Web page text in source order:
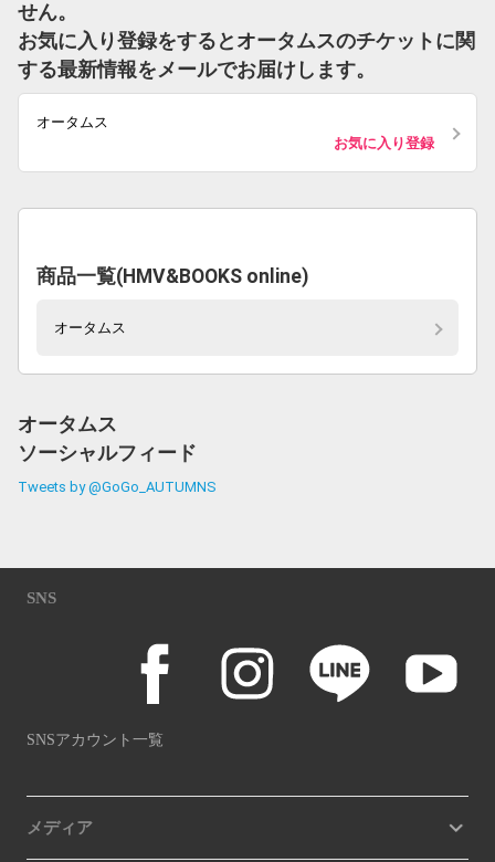
せん。
お気に入り登録をするとオータムスのチケットに関
する最新情報をメールでお届けします。
オータムス
お気に入り登録
商品一覧(HMV&BOOKS online)
オータムス
オータムス
ソーシャルフィード
Tweets by @GoGo_AUTUMNS
SNS
SNSアカウント一覧
メディア